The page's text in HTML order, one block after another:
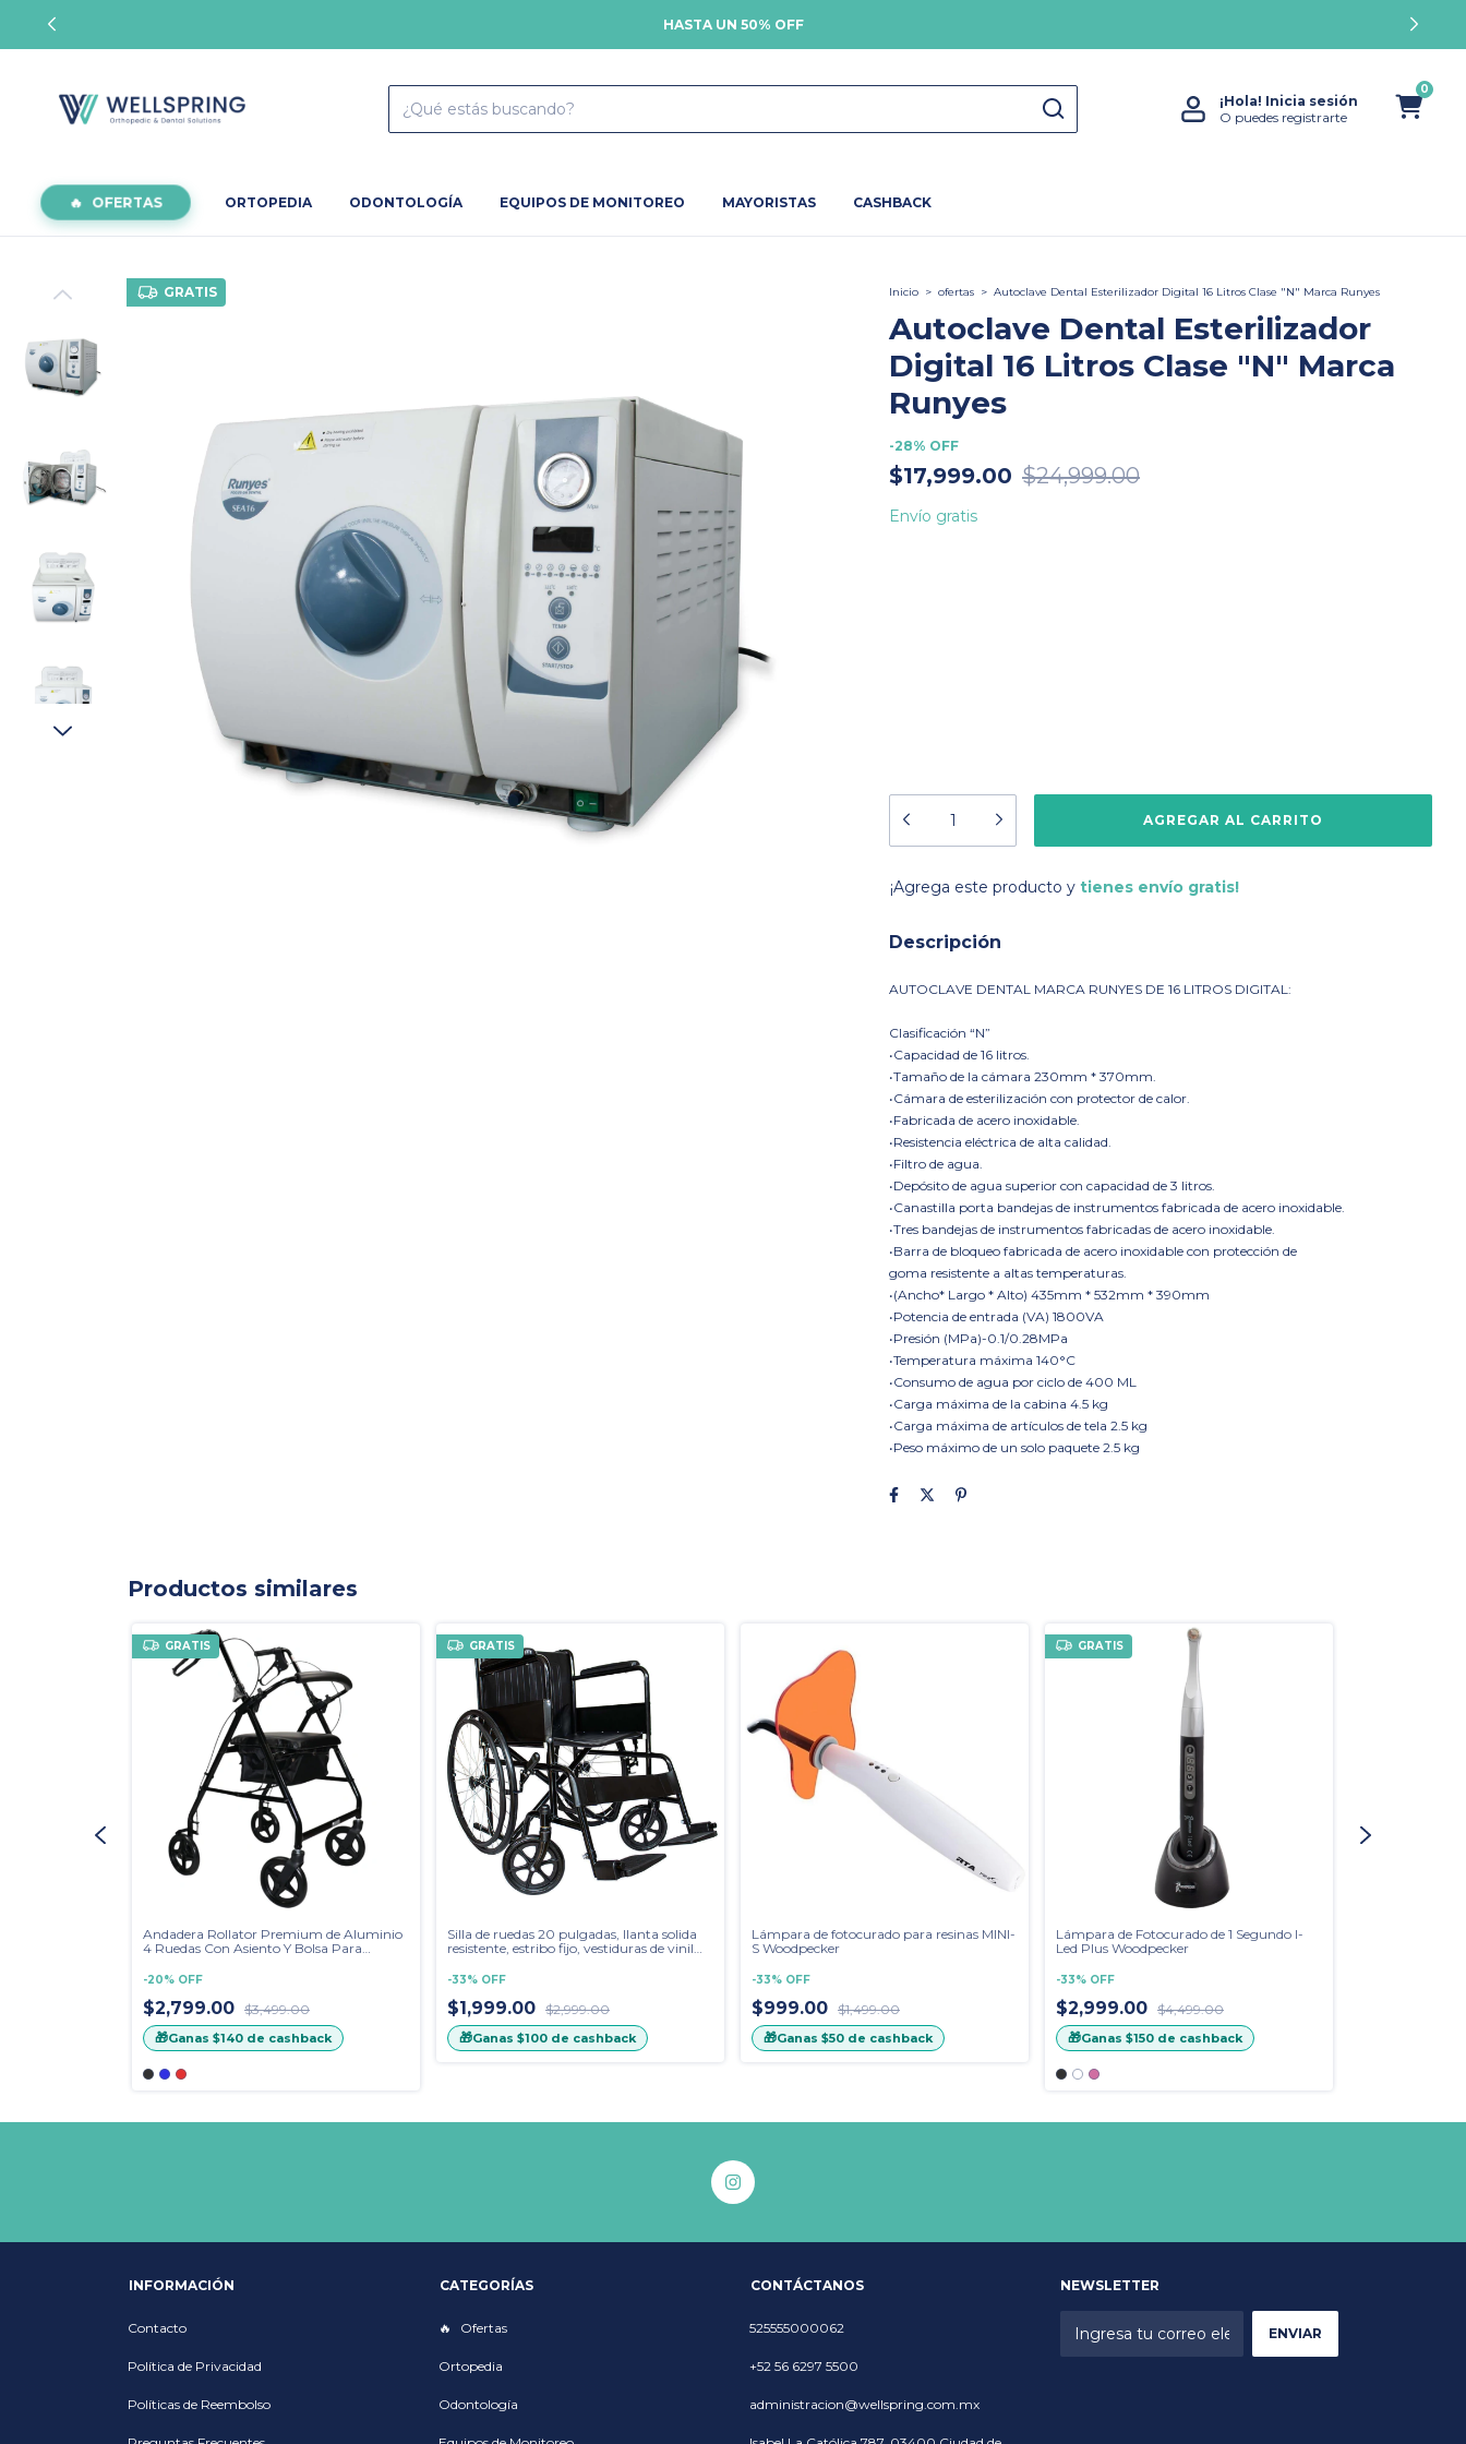
HASTA UN 50% OFF
¡Hola! Inicia sesión
O puedes registrarte
0
OFERTAS ORTOPEDIA ODONTOLOGÍA EQUIPOS DE MONITOREO MAYORISTAS CASHBACK
GRATIS Inicio > ofertas > Autoclave Dental Esterilizador Digital 16 Litros Clase "N" Marca Runyes
Autoclave Dental Esterilizador
Digital 16 Litros Clase "N" Marca
Runyes
-28% OFF
$17,999.00 $24,999.00
Envío gratis
¡Agrega este producto y tienes envío gratis!
Descripción
AUTOCLAVE DENTAL MARCA RUNYES DE 16 LITROS DIGITAL:
Clasificación “N”
•Capacidad de 16 litros.
•Tamaño de la cámara 230mm * 370mm.
•Cámara de esterilización con protector de calor.
•Fabricada de acero inoxidable.
•Resistencia eléctrica de alta calidad.
•Filtro de agua.
•Depósito de agua superior con capacidad de 3 litros.
•Canastilla porta bandejas de instrumentos fabricada de acero inoxidable.
•Tres bandejas de instrumentos fabricadas de acero inoxidable.
•Barra de bloqueo fabricada de acero inoxidable con protección de
goma resistente a altas temperaturas.
•(Ancho* Largo * Alto) 435mm * 532mm * 390mm
•Potencia de entrada (VA) 1800VA
•Presión (MPa)-0.1/0.28MPa
•Temperatura máxima 140°C
•Consumo de agua por ciclo de 400 ML
•Carga máxima de la cabina 4.5 kg
•Carga máxima de artículos de tela 2.5 kg
•Peso máximo de un solo paquete 2.5 kg
Productos similares
GRATIS
Andadera Rollator Premium de Aluminio
4 Ruedas Con Asiento Y Bolsa Para
-20% OFF
$2,799.00 $3,499.00
🎁Ganas $140 de cashback
GRATIS
Silla de ruedas 20 pulgadas, llanta solida
resistente, estribo fijo, vestiduras de vinil
-33% OFF
$1,999.00 $2,999.00
🎁Ganas $100 de cashback
Lámpara de fotocurado para resinas MINI-
S Woodpecker
-33% OFF
$999.00 $1,499.00
🎁Ganas $50 de cashback
GRATIS
Lámpara de Fotocurado de 1 Segundo I-
Led Plus Woodpecker
-33% OFF
$2,999.00 $4,499.00
🎁Ganas $150 de cashback
INFORMACIÓN
Contacto
Política de Privacidad
Políticas de Reembolso
CATEGORÍAS
Ofertas
Ortopedia
Odontología
CONTÁCTANOS
525555000062
+52 56 6297 5500
administracion@wellspring.com.mx
NEWSLETTER